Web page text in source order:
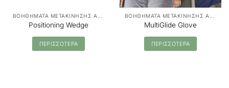
ΒΟΗΘΗΜΑΤΑ ΜΕΤΑΚΙΝΗΣΗΣ ΑΣΘΕΝΩΝ - MANUAL TRANSFER
Positioning Wedge
ΠΕΡΙΣΣΟΤΕΡΑ
ΒΟΗΘΗΜΑΤΑ ΜΕΤΑΚΙΝΗΣΗΣ ΑΣΘΕΝΩΝ - MANUAL TRANSFER
MultiGlide Glove
ΠΕΡΙΣΣΟΤΕΡΑ